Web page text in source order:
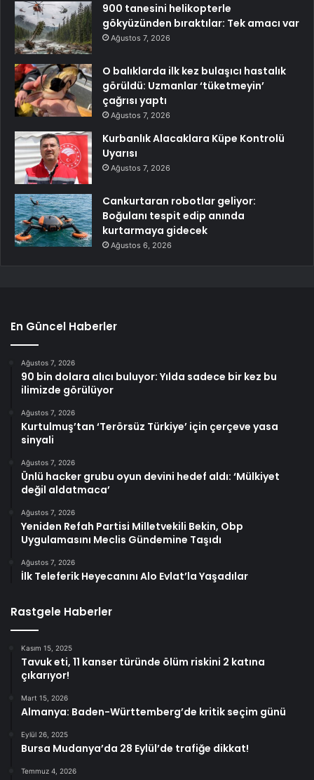
900 tanesini helikopterle
gökyüzünden bıraktılar: Tek amacı var
Ağustos 7, 2026
O balıklarda ilk kez bulaşıcı hastalık
görüldü: Uzmanlar ‘tüketmeyin’
çağrısı yaptı
Ağustos 7, 2026
Kurbanlık Alacaklara Küpe Kontrolü
Uyarısı
Ağustos 7, 2026
Cankurtaran robotlar geliyor:
Boğulanı tespit edip anında
kurtarmaya gidecek
Ağustos 6, 2026
En Güncel Haberler
Ağustos 7, 2026
90 bin dolara alıcı buluyor: Yılda sadece bir kez bu
ilimizde görülüyor
Ağustos 7, 2026
Kurtulmuş’tan ‘Terörsüz Türkiye’ için çerçeve yasa
sinyali
Ağustos 7, 2026
Ünlü hacker grubu oyun devini hedef aldı: ‘Mülkiyet
değil aldatmaca’
Ağustos 7, 2026
Yeniden Refah Partisi Milletvekili Bekin, Obp
Uygulamasını Meclis Gündemine Taşıdı
Ağustos 7, 2026
İlk Teleferik Heyecanını Alo Evlat’la Yaşadılar
Rastgele Haberler
Kasım 15, 2025
Tavuk eti, 11 kanser türünde ölüm riskini 2 katına
çıkarıyor!
Mart 15, 2026
Almanya: Baden-Württemberg’de kritik seçim günü
Eylül 26, 2025
Bursa Mudanya’da 28 Eylül’de trafiğe dikkat!
Temmuz 4, 2026